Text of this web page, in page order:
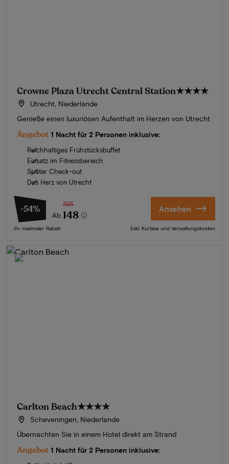
Crowne Plaza Utrecht Central Station★★★★
Utrecht, Niederlande
Genieße einen luxuriösen Aufenthalt im Herzen von Utrecht
Angebot 1 Nacht für 2 Personen inklusive:
Reichhaltiges Frühstücksbuffet
Einsatz im Fitnessbereich
Später Check-out
Das Herz von Utrecht
-54%
Ab
325
148
Ihr maximaler Rabatt
Ansehen
Exkl. Kurtaxe und Verwaltungskosten
Carlton Beach★★★★
Scheveningen, Niederlande
Übernachten Sie in einem Hotel direkt am Strand
Angebot 1 Nacht für 2 Personen inklusive: